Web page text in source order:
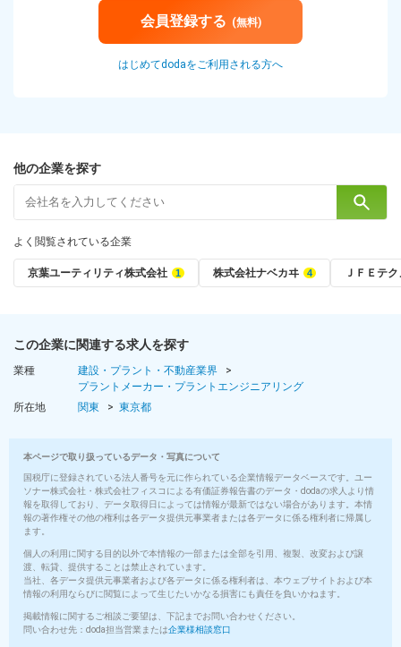
会員登録する (無料)
はじめてdodaをご利用される方へ
他の企業を探す
よく閲覧されている企業
京葉ユーティリティ株式会社 株式会社ナベカヰ ＪＦＥテ
この企業に関連する求人を探す
業種
建設・プラント・不動産業界
プラントメーカー・プラントエンジニアリング
所在地
関東 東京都
本ページで取り扱っているデータ・写真について
国税庁に登録されている法人番号を元に作られている企業情報データベースです。ユー
ソナー株式会社・株式会社フィスコによる有価証券報告書のデータ・dodaの求人より情
報を取得しており、データ取得日によっては情報が最新ではない場合があります。本情
報の著作権その他の権利は各データ提供元事業者または各データに係る権利者に帰属し
ます。
個人の利用に関する目的以外で本情報の一部または全部を引用、複製、改変および譲
渡、転貸、提供することは禁止されています。
当社、各データ提供元事業者および各データに係る権利者は、本ウェブサイトおよび本
情報の利用ならびに閲覧によって生じたいかなる損害にも責任を負いかねます。
掲載情報に関するご相談ご要望は、下記までお問い合わせください。
問い合わせ先：doda担当営業または企業様相談窓口